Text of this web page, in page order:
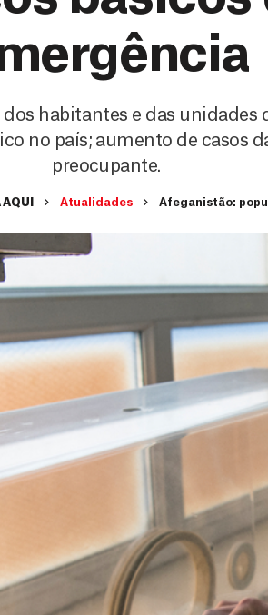
dos habitantes e das unidades
no país; aumento de casos
preocupante.
Atualidades Afeganistão: